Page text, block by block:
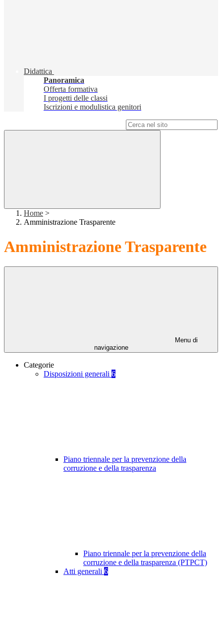
Didattica
Panoramica
Offerta formativa
I progetti delle classi
Iscrizioni e modulistica genitori
Home >
Amministrazione Trasparente
Amministrazione Trasparente
Menu di
navigazione
Categorie
Disposizioni generali 6
Piano triennale per la prevenzione della
corruzione e della trasparenza
Piano triennale per la prevenzione della
corruzione e della trasparenza (PTPCT)
Atti generali 6